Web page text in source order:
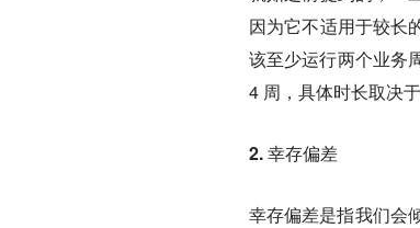
因为它不适用于较长
该至少运行两个业务
4 周，具体时长取决
2. 幸存偏差
幸存偏差是指我们会